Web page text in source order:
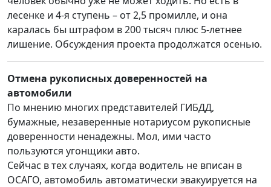
лесенке и 4-я ступень – от 2,5 промилле, и она
каралась бы штрафом в 200 тысяч плюс 5-летнее
лишение. Обсуждения проекта продолжатся осенью.
Отмена рукописных доверенностей на
автомобили
По мнению многих представителей ГИБДД,
бумажные, незаверенные нотариусом рукописные
доверенности ненадежны. Мол, ими часто
пользуются угонщики авто.
Сейчас в тех случаях, когда водитель не вписан в
ОСАГО, автомобиль автоматически эвакуируется на